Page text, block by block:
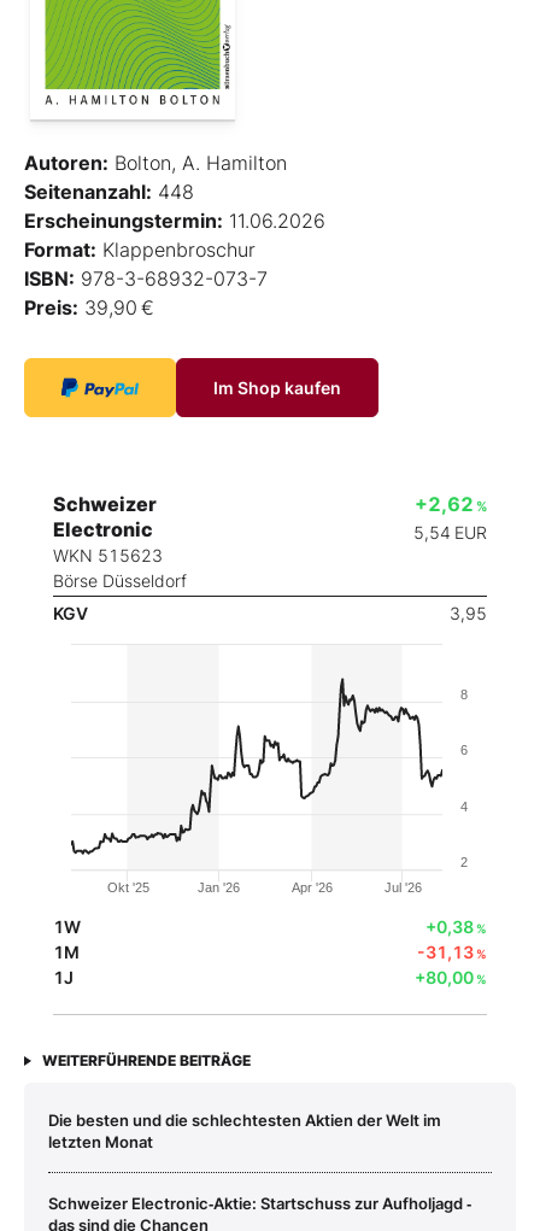
Autoren: Bolton, A. Hamilton
Seitenanzahl: 448
Erscheinungstermin: 11.06.2026
Format: Klappenbroschur
ISBN: 978-3-68932-073-7
Preis: 39,90 €
Im Shop kaufen
Schweizer
Electronic
WKN 515623
Börse Düsseldorf
+2,62 %
5,54 EUR
KGV 3,95
Okt '25 Jan '26 Apr '26 Jul '26
2
4
6
8
1W +0,38%
1M -31,13%
1J +80,00%
WEITERFÜHRENDE BEITRÄGE
Die besten und die schlechtesten Aktien der Welt im
letzten Monat
Schweizer Electronic‑Aktie: Startschuss zur Aufholjagd ‑
das sind die Chancen